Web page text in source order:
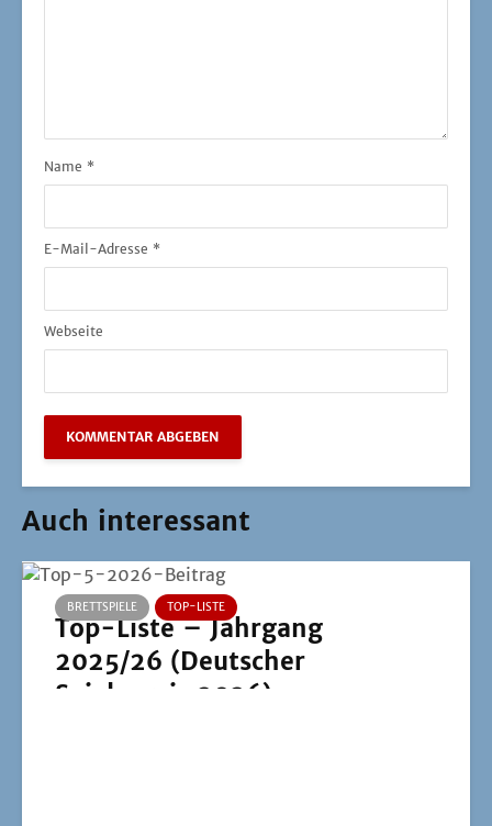
Name *
E-Mail-Adresse *
Webseite
Auch interessant
BRETTSPIELE TOP-LISTE
Top-Liste – Jahrgang
2025/26 (Deutscher
Spielepreis 2026)